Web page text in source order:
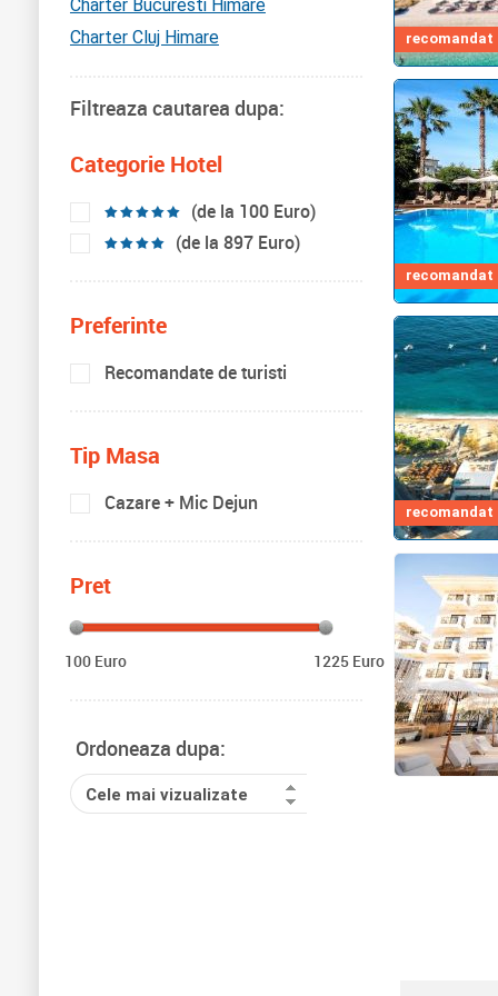
Charter Bucuresti Himare
Charter Cluj Himare
Filtreaza cautarea dupa:
Categorie Hotel
(de la 100 Euro)
(de la 897 Euro)
Preferinte
Recomandate de turisti
Tip Masa
Cazare + Mic Dejun
Pret
100 Euro 1225 Euro
Ordoneaza dupa:
Cele mai vizualizate